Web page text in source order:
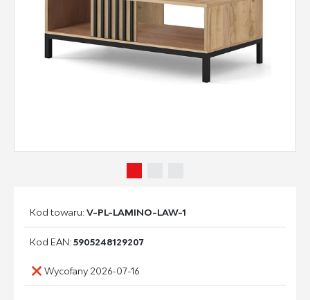
Kod towaru:V-PL-LAMINO-LAW-1
Kod EAN:5905248129207
Wycofany 2026-07-16